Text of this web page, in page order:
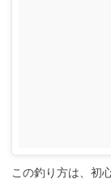
この釣り方は、初